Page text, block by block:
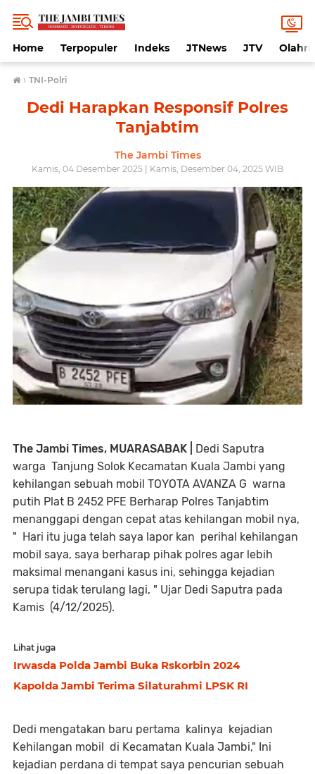
Home Terpopuler Indeks JTNews JTV
› TNI-Polri
Dedi Harapkan Responsif Polres
Tanjabtim
The Jambi Times
Kamis, 04 Desember 2025 | Kamis, Desember 04, 2025 WIB
The Jambi Times, MUARASABAK |
Dedi Saputra
warga Tanjung Solok Kecamatan Kuala Jambi yang
kehilangan sebuah mobil TOYOTA AVANZA G warna
putih Plat B 2452 PFE Berharap Polres Tanjabtim
menanggapi dengan cepat atas kehilangan mobil nya,
" Hari itu juga telah saya lapor kan perihal kehilangan
mobil saya, saya berharap pihak polres agar lebih
maksimal menangani kasus ini, sehingga kejadian
serupa tidak terulang lagi, " Ujar Dedi Saputra pada
Kamis (4/12/2025).
Lihat juga
Irwasda Polda Jambi Buka Rskorbin 2024
Kapolda Jambi Terima Silaturahmi LPSK RI
Dedi mengatakan baru pertama kalinya kejadian
Kehilangan mobil di Kecamatan Kuala Jambi," Ini
kejadian perdana di tempat saya pencurian sebuah